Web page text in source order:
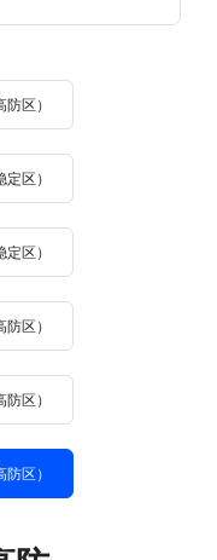
区）
区）
区）
区）
区）
区）